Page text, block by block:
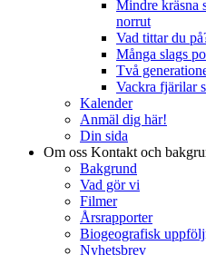
Mindre kräsna
norrut
Vad tittar du
Många slags
Två
Vackra fjärilar
Kalender
Anmäl dig här!
Din sida
Om oss Kontakt och
Bakgrund
Vad gör vi
Filmer
Årsrapporter
Biogeografisk
Nyhetsbrev